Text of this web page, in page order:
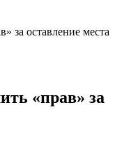
за оставление места
«прав» за